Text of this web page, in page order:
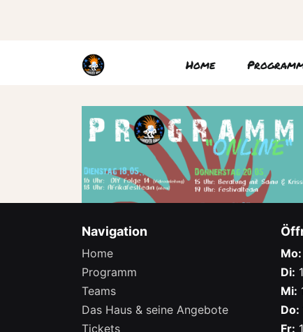
Home
Navigation
Home
Programm
Teams
Das Haus & seine Angebote
Tickets
Mo:
Di:
Mi:
Do:
Fr: